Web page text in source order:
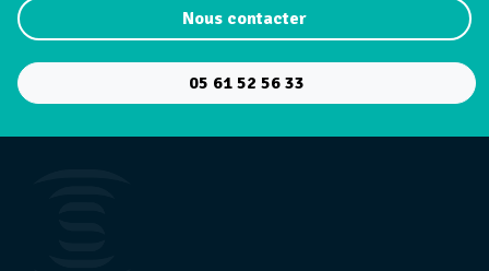
Nous contacter
05 61 52 56 33